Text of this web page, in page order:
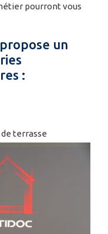
pourront vous
un
:
terrasse